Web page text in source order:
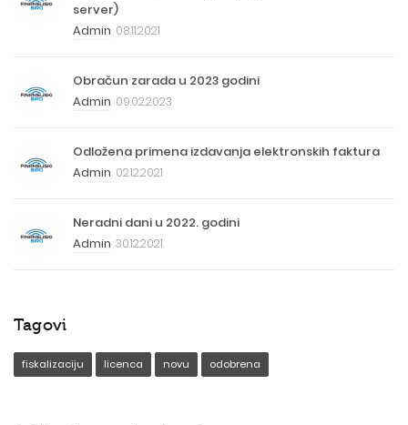
server)
Admin 08.11.2021
Obračun zarada u 2023 godini
Admin 09.02.2023
Odložena primena izdavanja elektronskih faktura
Admin 02.12.2021
Neradni dani u 2022. godini
Admin 30.12.2021
Tagovi
fiskalizaciju licenca novu odobrena